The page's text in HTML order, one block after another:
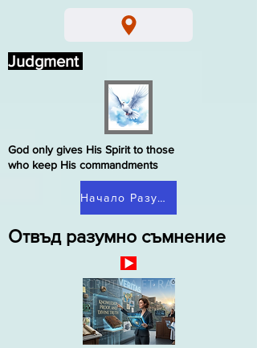
Отвъд разумно съмнение
Начало Разумно съмнение
God only gives His Spirit to those
who keep His commandments
Judgment